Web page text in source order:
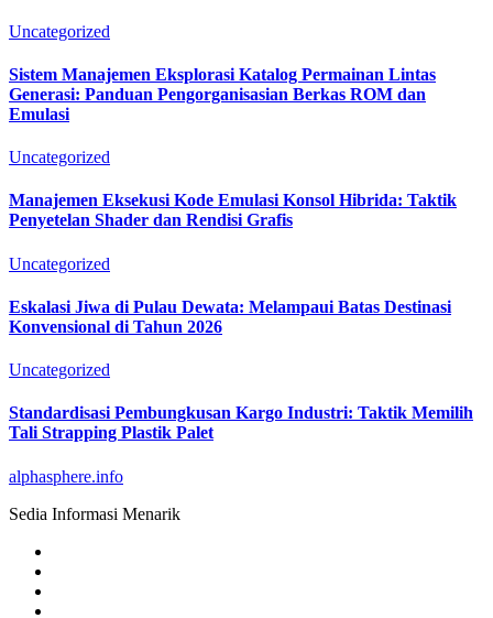
Uncategorized
Sistem Manajemen Eksplorasi Katalog Permainan Lintas
Generasi: Panduan Pengorganisasian Berkas ROM dan
Emulasi
Uncategorized
Manajemen Eksekusi Kode Emulasi Konsol Hibrida: Taktik
Penyetelan Shader dan Rendisi Grafis
Uncategorized
Eskalasi Jiwa di Pulau Dewata: Melampaui Batas Destinasi
Konvensional di Tahun 2026
Uncategorized
Standardisasi Pembungkusan Kargo Industri: Taktik Memilih
Tali Strapping Plastik Palet
alphasphere.info
Sedia Informasi Menarik